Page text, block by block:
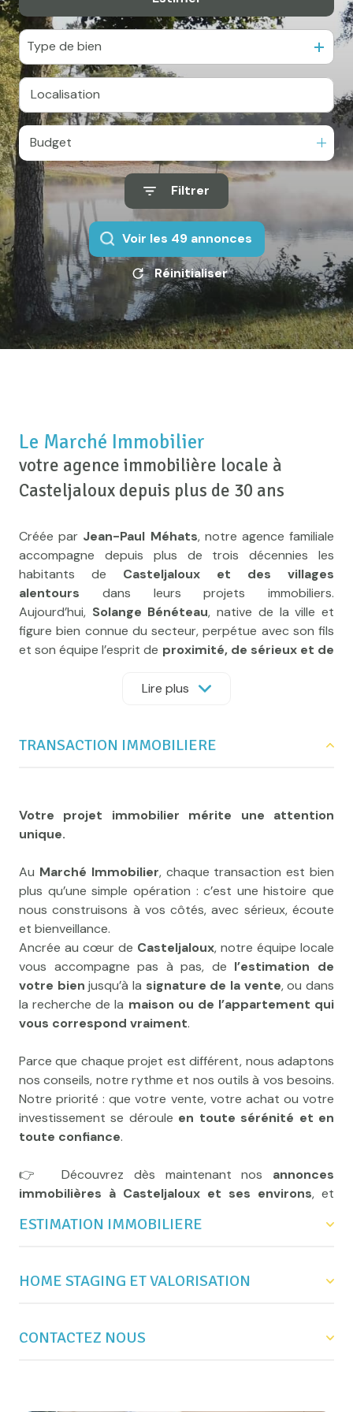
Actualités
Newsletter
Honoraires
Contact
Type de bien
Budget
Filtrer
Voir les 49annonces
Réinitialiser
Le Marché Immobilier
votre agence immobilière locale à
Casteljaloux depuis plus de 30 ans
Créée par Jean-Paul Méhats, notre agence familiale
accompagne depuis plus de trois décennies les
habitants de Casteljaloux et des villages
alentours dans leurs projets immobiliers.
Aujourd’hui, Solange Bénéteau, native de la ville et
figure bien connue du secteur, perpétue avec son fils
et son équipe l’esprit de proximité, de sérieux et de
particularité locale. Cet ancrage unique nous permet
estimation immobilière précise, ou encoreinvestir
dans la région
Nos valeurs sont simples et essentielles : écoute,
respect, professionnalisme et authenticité. Parce
que chaque projet immobilier est une histoire
personnelle, nous vous offrons un
sur-mesure, fondé sur latransparence,
ladisponibilitéet lachaleur humainequi font notre
réputation depuis plus de 30 ans.
👉 Vous recherchez une
Venez rencontrerLe Marché Immobilier– une
équipe locale, engagée et à votre écoute, où votre
projet est entre de bonnes mains.
Lire plus
TRANSACTION IMMOBILIERE
Votre projet immobilier mérite une attention
unique.
Au Marché Immobilier, chaque transaction est bien
plus qu’une simple opération : c’est une histoire que
nous construisons à vos côtés, avec sérieux, écoute
et bienveillance.
Ancrée au cœur de Casteljaloux, notre équipe locale
vous accompagne pas à pas, de l’estimation de
votre bien jusqu’à la signature de la vente, ou dans
la recherche de la maison ou de l’appartement qui
vous correspond vraiment.
Parce que chaque projet est différent, nous adaptons
nos conseils, notre rythme et nos outils à vos besoins.
Notre priorité : que votre vente, votre achat ou votre
investissement se déroule en toute sérénité et en
toute confiance.
👉 Découvrez dès maintenant nos annonces
immobilières à Casteljaloux et ses environs, et
ESTIMATION IMMOBILIERE
critères concrets et la réalité du marché local.
HOME STAGING ET VALORISATION
CONTACTEZ NOUS
Une question, un projet, une envie d’échanger autour